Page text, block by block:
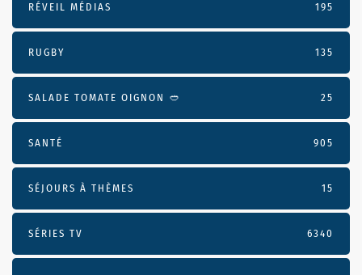
RÉVEIL MÉDIAS 195
RUGBY 135
SALADE TOMATE OIGNON 🥙 25
SANTÉ 905
SÉJOURS À THÈMES 15
SÉRIES TV 6340